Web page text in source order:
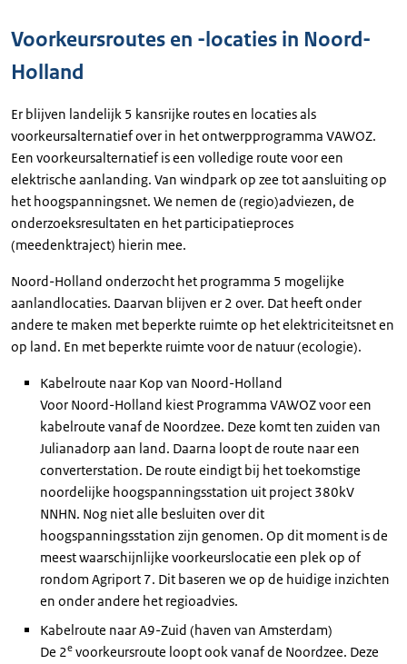
Voorkeursroutes en -locaties in Noord-
Holland
Er blijven landelijk 5 kansrijke routes en locaties als
voorkeursalternatief over in het ontwerpprogramma VAWOZ.
Een voorkeursalternatief is een volledige route voor een
elektrische aanlanding. Van windpark op zee tot aansluiting op
het hoogspanningsnet. We nemen de (regio)adviezen, de
onderzoeksresultaten en het participatieproces
(meedenktraject) hierin mee.
Noord-Holland onderzocht het programma 5 mogelijke
aanlandlocaties. Daarvan blijven er 2 over. Dat heeft onder
andere te maken met beperkte ruimte op het elektriciteitsnet en
op land. En met beperkte ruimte voor de natuur (ecologie).
Kabelroute naar Kop van Noord-Holland
Voor Noord-Holland kiest Programma VAWOZ voor een
kabelroute vanaf de Noordzee. Deze komt ten zuiden van
Julianadorp aan land. Daarna loopt de route naar een
converterstation. De route eindigt bij het toekomstige
noordelijke hoogspanningsstation uit project 380kV
NNHN. Nog niet alle besluiten over dit
hoogspanningsstation zijn genomen. Op dit moment is de
meest waarschijnlijke voorkeurslocatie een plek op of
rondom Agriport 7. Dit baseren we op de huidige inzichten
en onder andere het regioadvies.
Kabelroute naar A9-Zuid (haven van Amsterdam)
De 2e voorkeursroute loopt ook vanaf de Noordzee. Deze